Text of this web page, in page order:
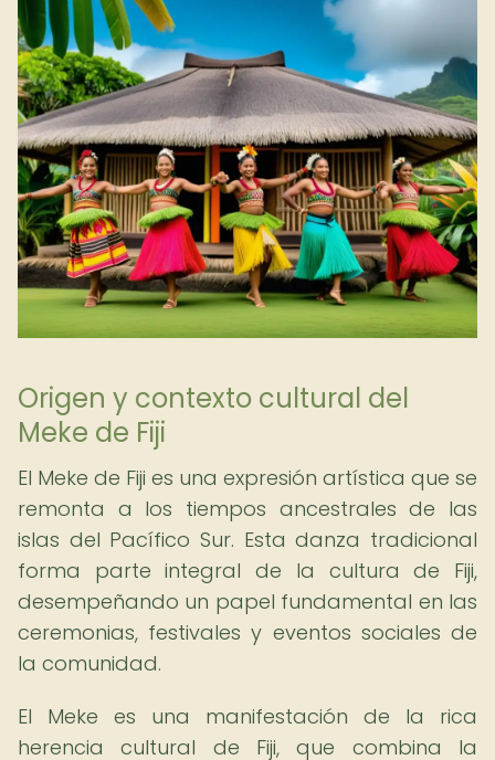
Origen y contexto cultural del
Meke de Fiji
El Meke de Fiji es una expresión artística que se
remonta a los tiempos ancestrales de las
islas del Pacífico Sur. Esta danza tradicional
forma parte integral de la cultura de Fiji,
desempeñando un papel fundamental en las
ceremonias, festivales y eventos sociales de
la comunidad.
El Meke es una manifestación de la rica
herencia cultural de Fiji, que combina la